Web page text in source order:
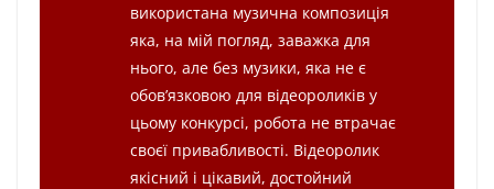
використана музична композиція
яка, на мій погляд, заважка для
нього, але без музики, яка не є
обов’язковою для відеороликів у
цьому конкурсі, робота не втрачає
своєї привабливості. Відеоролик
якісний і цікавий, достойний